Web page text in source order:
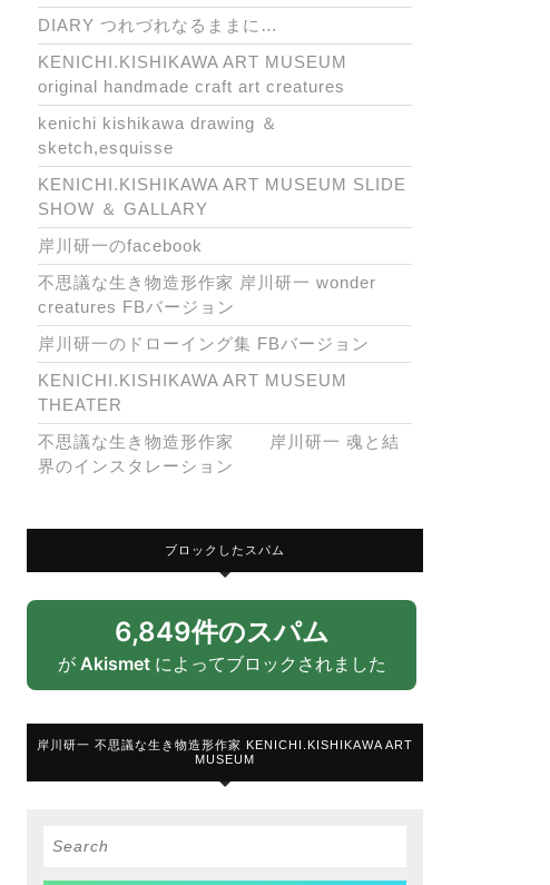
DIARY つれづれなるままに…
KENICHI.KISHIKAWA ART MUSEUM
original handmade craft art creatures
kenichi kishikawa drawing ＆
sketch,esquisse
KENICHI.KISHIKAWA ART MUSEUM SLIDE
SHOW ＆ GALLARY
岸川研一のfacebook
不思議な生き物造形作家 岸川研一 wonder
creatures FBバージョン
岸川研一のドローイング集 FBバージョン
KENICHI.KISHIKAWA ART MUSEUM
THEATER
不思議な生き物造形作家 岸川研一 魂と結
界のインスタレーション
ブロックしたスパム
6,849件のスパム
が Akismetによってブロックされました
岸川研一 不思議な生き物造形作家 KENICHI.KISHIKAWA ART
MUSEUM
Search